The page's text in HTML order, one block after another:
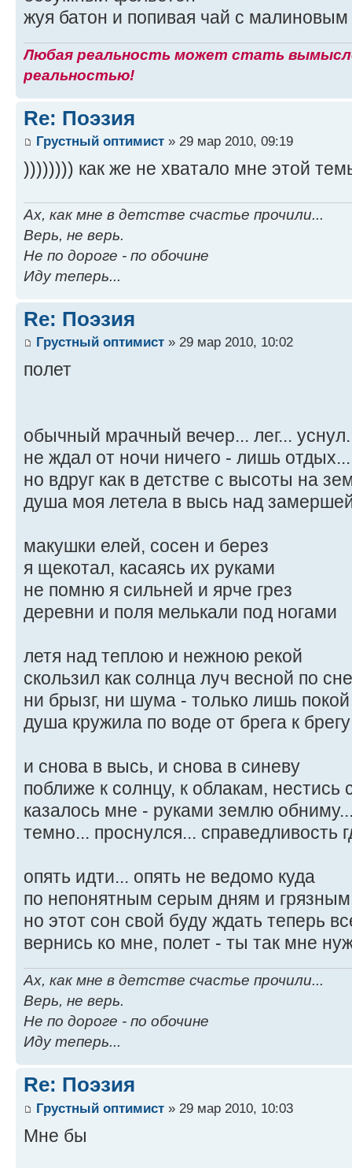
жуя батон и попивая чай с
Любая реальность может стать
реальностью!
Re: Поэзия
Грустный оптимист » 29 мар 2010, 09:19
)))))))) как же не хватало мне этой
Ах, как мне в детстве счастье прочили...
Верь, не верь.
Не по дороге - по обочине
Иду теперь...
Re: Поэзия
Грустный оптимист » 29 мар 2010, 10:02
полет
обычный мрачный вечер... лег... уснул.
не ждал от ночи ничего - лишь отдых...
но вдруг как в детстве с высоты на
душа моя летела в высь над
макушки елей, сосен и берез
я щекотал, касаясь их руками
не помню я сильней и ярче грез
деревни и поля мелькали под ногами
летя над теплою и нежною рекой
скользил как солнца луч весной по
ни брызг, ни шума - только лишь покой
душа кружила по воде от брега к брегу
и снова в высь, и снова в синеву
поближе к солнцу, к облакам, нестись
казалось мне - руками землю
темно... проснулся... справедливость
опять идти... опять не ведомо куда
по непонятным серым дням и
но этот сон свой буду ждать теперь
вернись ко мне, полет - ты так мне
Ах, как мне в детстве счастье прочили...
Верь, не верь.
Не по дороге - по обочине
Иду теперь...
Re: Поэзия
Грустный оптимист » 29 мар 2010, 10:03
Мне бы